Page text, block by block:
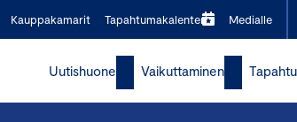
Kauppakamarit Tapahtumakalenteri Medialle
Uutishuone Vaikuttaminen